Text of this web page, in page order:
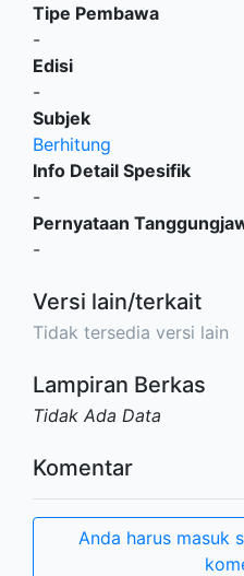
Tipe Pembawa
-
Edisi
-
Subjek
Berhitung
Info Detail Spesifik
-
Pernyataan
-
Versi lain/terkait
Tidak tersedia versi lain
Lampiran Berkas
Tidak Ada Data
Komentar
Anda harus masuk